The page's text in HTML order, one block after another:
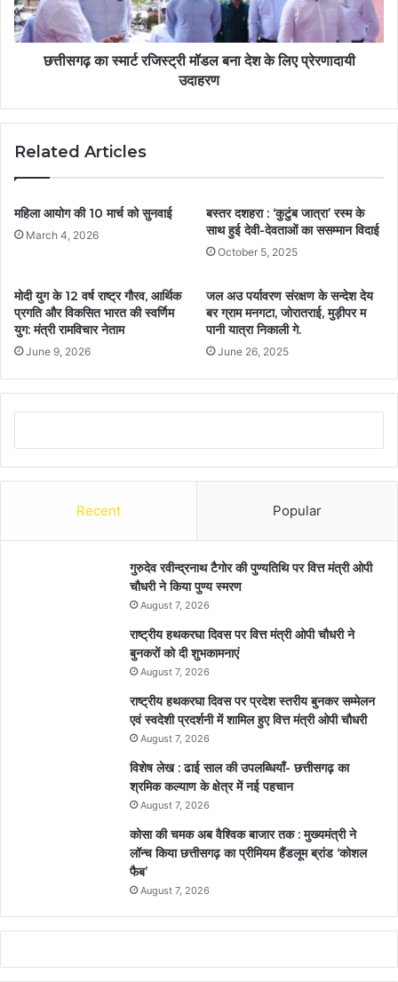
छत्तीसगढ़ का स्मार्ट रजिस्ट्री मॉडल बना देश के लिए प्रेरणादायी
उदाहरण
Related Articles
महिला आयोग की 10 मार्च को सुनवाई
March 4, 2026
बस्तर दशहरा : ‘कुटुंब जात्रा’ रस्म के
साथ हुई देवी-देवताओं का ससम्मान विदाई
October 5, 2025
मोदी युग के 12 वर्ष राष्ट्र गौरव, आर्थिक
प्रगति और विकसित भारत की स्वर्णिम
युग: मंत्री रामविचार नेताम
June 9, 2026
जल अउ पर्यावरण संरक्षण के सन्देश देय
बर ग्राम मनगटा, जोरातराई, मुड़ीपर म
पानी यात्रा निकाली गे.
June 26, 2025
Recent Popular
गुरुदेव रवीन्द्रनाथ टैगोर की पुण्यतिथि पर वित्त मंत्री ओपी
चौधरी ने किया पुण्य स्मरण
August 7, 2026
राष्ट्रीय हथकरघा दिवस पर वित्त मंत्री ओपी चौधरी ने
बुनकरों को दी शुभकामनाएं
August 7, 2026
राष्ट्रीय हथकरघा दिवस पर प्रदेश स्तरीय बुनकर सम्मेलन
एवं स्वदेशी प्रदर्शनी में शामिल हुए वित्त मंत्री ओपी चौधरी
August 7, 2026
विशेष लेख : ढाई साल की उपलब्धियाँ- छत्तीसगढ़ का
श्रमिक कल्याण के क्षेत्र में नई पहचान
August 7, 2026
कोसा की चमक अब वैश्विक बाजार तक : मुख्यमंत्री ने
लॉन्च किया छत्तीसगढ़ का प्रीमियम हैंडलूम ब्रांड ‘कोशल
फैब’
August 7, 2026